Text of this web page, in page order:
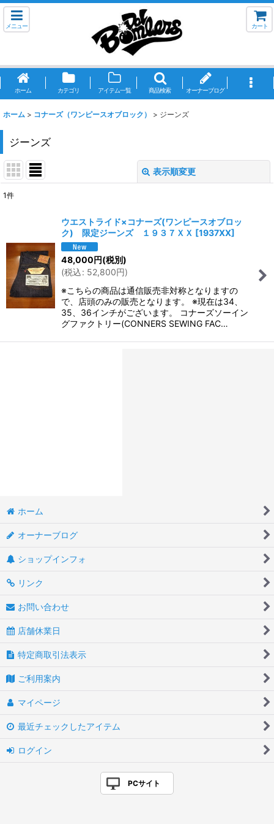
メニュー カート
ホーム カテゴリ アイテム一覧 商品検索 オーナーブログ
ホーム > コナーズ（ワンピースオブロック） > ジーンズ
ジーンズ
表示順変更
並び順:
絞り込む
1件
ウエストライド×コナーズ(ワンピースオブロッ
ク) 限定ジーンズ １９３７ＸＸ [1937XX]
48,000円(税別)
(税込: 52,800円)
※こちらの商品は通信販売非対称となりますの
で、店頭のみの販売となります。 ※現在は34、
35、36インチがございます。 コナーズソーイン
グファクトリー(CONNERS SEWING FAC…
ホーム
オーナーブログ
ショップインフォ
リンク
お問い合わせ
店舗休業日
特定商取引法表示
ご利用案内
マイページ
最近チェックしたアイテム
ログイン
PCサイト